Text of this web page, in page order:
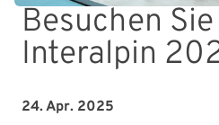
Besuchen
Interalpin
24. Apr. 2025